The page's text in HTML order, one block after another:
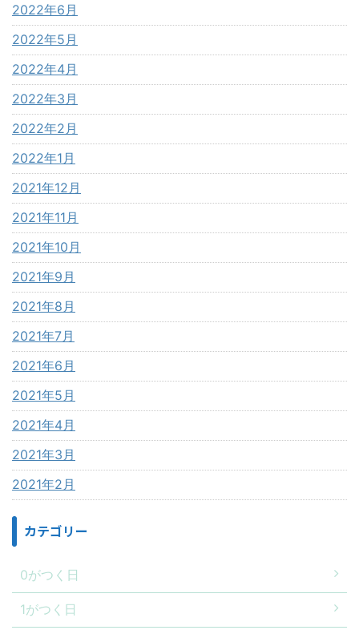
2022年6月
2022年5月
2022年4月
2022年3月
2022年2月
2022年1月
2021年12月
2021年11月
2021年10月
2021年9月
2021年8月
2021年7月
2021年6月
2021年5月
2021年4月
2021年3月
2021年2月
カテゴリー
0がつく日
1がつく日